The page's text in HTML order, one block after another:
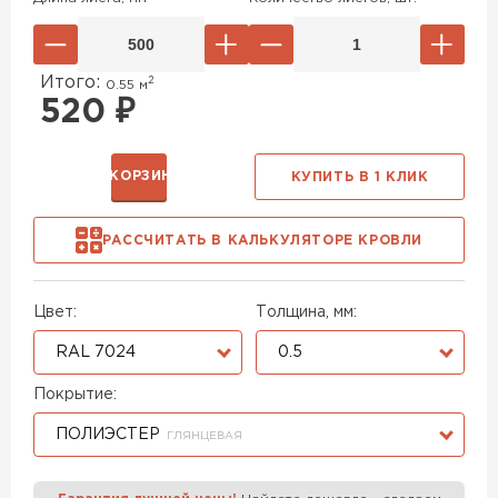
Цвет:
RAL 7024
Толщина, мм:
0.5
Покрытие:
ПОЛИЭСТЕР ГЛЯНЦЕВАЯ
Итого: 0.55 м 2
520 ₽
РАССЧИТАТЬ В КАЛЬКУЛЯТОРЕ КРОВЛИ
В КОРЗИНУ КУПИТЬ В 1 КЛИК